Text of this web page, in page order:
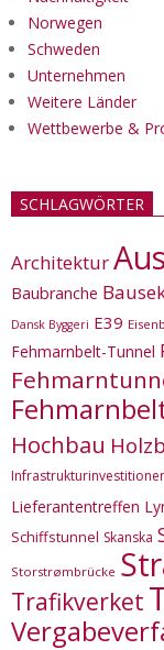
Norwegen
Schweden
Unternehmen
Weitere Länder
Wettbewerbe &
SCHLAGWÖRTER
Architektur
Baubranche
Dansk Byggeri E39
Fehmarnbelt-Tunnel
Hochbau
Lieferantentreffen
Schiffstunnel Skanska
Storstrømbrücke
Trafikverket